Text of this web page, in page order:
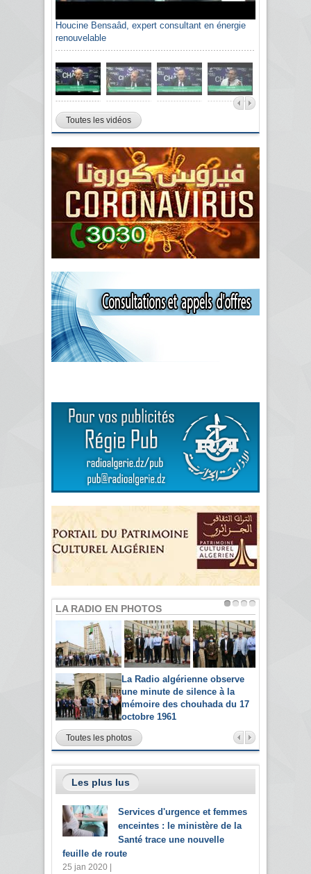
Houcine Bensaâd, expert consultant en énergie
renouvelable
Toutes les vidéos
LA RADIO EN PHOTOS
La Radio algérienne observe
une minute de silence à la
mémoire des chouhada du 17
octobre 1961
Toutes les photos
Les plus lus
Services d'urgence et femmes
enceintes : le ministère de la
Santé trace une nouvelle
feuille de route
25 jan 2020 |